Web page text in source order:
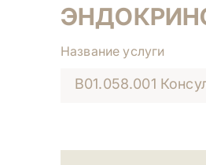
Название услуги
B01.058.001